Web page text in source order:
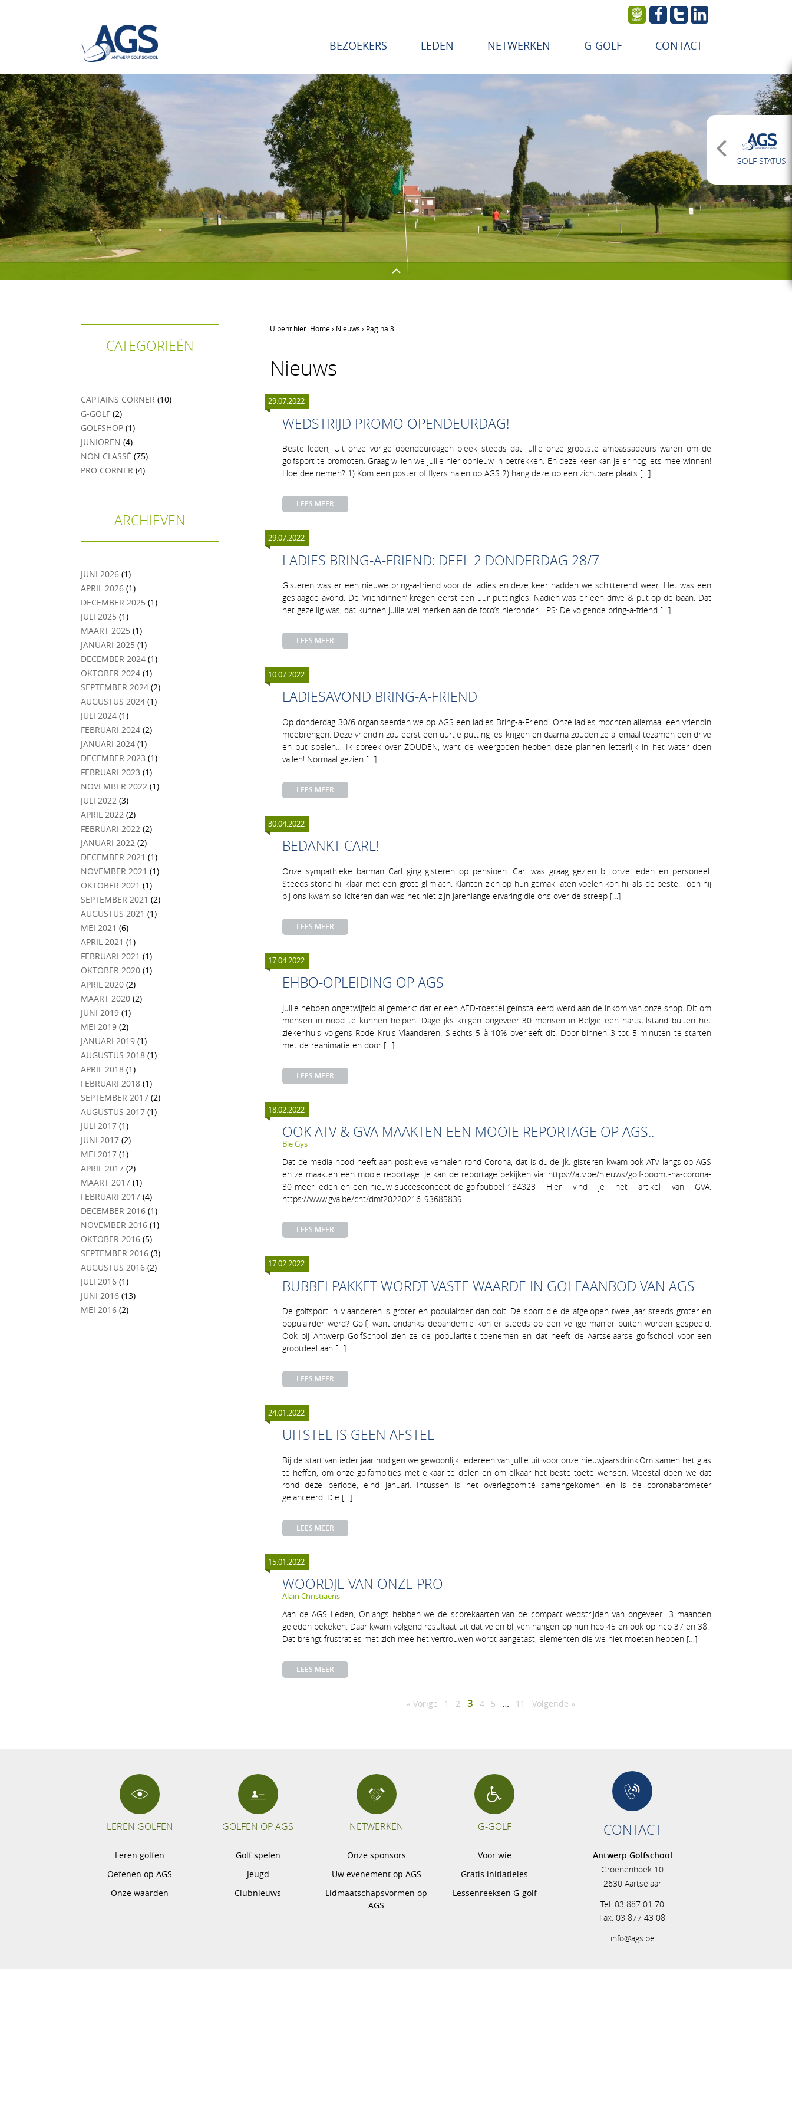
BEZOEKERS LEDEN NETWERKEN G-GOLF CONTACT
LEREN GOLFEN
Leren golfen
Onze waarden
Golf spelen
Clubnieuws
GOLF STATUS
U bent hier: Home› Nieuws › Pagina 3
Nieuws
29.07.2022
WEDSTRIJD PROMO OPENDEURDAG!
Beste leden, Uit onze vorige opendeurdagen bleek steeds dat jullie onze grootste ambassadeurs waren om de
golfsport te promoten. Graag willen we jullie hier opnieuw in betrekken. En deze keer kan je er nog iets mee winnen!
Hoe deelnemen? 1) Kom een poster of flyers halen op AGS 2) hang deze op een zichtbare plaats […]
LEES MEER
29.07.2022
LADIES BRING-A-FRIEND: DEEL 2 DONDERDAG 28/7
Gisteren was er een nieuwe bring-a-friend voor de ladies en deze keer hadden we schitterend weer. Het was een
geslaagde avond. De ‘vriendinnen’ kregen eerst een uur puttingles. Nadien was er een drive & put op de baan. Dat
het gezellig was, dat kunnen jullie wel merken aan de foto’s hieronder… PS: De volgende bring-a-friend […]
LEES MEER
10.07.2022
LADIESAVOND BRING-A-FRIEND
Op donderdag 30/6 organiseerden we op AGS een ladies Bring-a-Friend. Onze ladies mochten allemaal een vriendin
meebrengen. Deze vriendin zou eerst een uurtje putting les krijgen en daarna zouden ze allemaal tezamen een drive
en put spelen… Ik spreek over ZOUDEN, want de weergoden hebben deze plannen letterlijk in het water doen
vallen! Normaal gezien […]
LEES MEER
30.04.2022
BEDANKT CARL!
Onze sympathieke barman Carl ging gisteren op pensioen. Carl was graag gezien bij onze leden en personeel.
Steeds stond hij klaar met een grote glimlach. Klanten zich op hun gemak laten voelen kon hij als de beste. Toen hij
bij ons kwam solliciteren dan was het niet zijn jarenlange ervaring die ons over de streep […]
LEES MEER
17.04.2022
EHBO-OPLEIDING OP AGS
Jullie hebben ongetwijfeld al gemerkt dat er een AED-toestel geïnstalleerd werd aan de inkom van onze shop. Dit om
mensen in nood te kunnen helpen. Dagelijks krijgen ongeveer 30 mensen in België een hartstilstand buiten het
ziekenhuis volgens Rode Kruis Vlaanderen. Slechts 5 à 10% overleeft dit. Door binnen 3 tot 5 minuten te starten
met de reanimatie en door […]
LEES MEER
18.02.2022
OOK ATV & GVA MAAKTEN EEN MOOIE REPORTAGE OP AGS..
Bie Gys
Dat de media nood heeft aan positieve verhalen rond Corona, dat is duidelijk: gisteren kwam ook ATV langs op AGS
en ze maakten een mooie reportage. Je kan de reportage bekijken via: https://atv.be/nieuws/golf-boomt-na-corona-
30-meer-leden-en-een-nieuw-succesconcept-de-golfbubbel-134323 Hier vind je het artikel van GVA:
https://www.gva.be/cnt/dmf20220216_93685839
LEES MEER
17.02.2022
BUBBELPAKKET WORDT VASTE WAARDE IN GOLFAANBOD VAN AGS
De golfsport in Vlaanderen is groter en populairder dan ooit. Dé sport die de afgelopen twee jaar steeds groter en
populairder werd? Golf, want ondanks depandemie kon er steeds op een veilige manier buiten worden gespeeld.
Ook bij Antwerp GolfSchool zien ze de populariteit toenemen en dat heeft de Aartselaarse golfschool voor een
grootdeel aan […]
LEES MEER
24.01.2022
UITSTEL IS GEEN AFSTEL
Bij de start van ieder jaar nodigen we gewoonlijk iedereen van jullie uit voor onze nieuwjaarsdrink.Om samen het glas
te heffen, om onze golfambities met elkaar te delen en om elkaar het beste toete wensen. Meestal doen we dat
rond deze periode, eind januari. Intussen is het overlegcomité samengekomen en is de coronabarometer
gelanceerd. Die […]
LEES MEER
15.01.2022
WOORDJE VAN ONZE PRO
Alain Christiaens
Aan de AGS Leden, Onlangs hebben we de scorekaarten van de compact wedstrijden van ongeveer 3 maanden
geleden bekeken. Daar kwam volgend resultaat uit dat velen blijven hangen op hun hcp 45 en ook op hcp 37 en 38.
Dat brengt frustraties met zich mee het vertrouwen wordt aangetast, elementen die we niet moeten hebben […]
LEES MEER
« Vorige Pagina
1 Pagina
2 Pagina
3 Pagina
4 Pagina
5 Pagina
11 Volgende »
CATEGORIEËN
CAPTAINS CORNER (10)
G-GOLF (2)
GOLFSHOP (1)
JUNIOREN (4)
NON CLASSÉ (75)
PRO CORNER (4)
ARCHIEVEN
JUNI 2026 (1)
APRIL 2026 (1)
DECEMBER 2025 (1)
JULI 2025 (1)
MAART 2025 (1)
JANUARI 2025 (1)
DECEMBER 2024 (1)
OKTOBER 2024 (1)
SEPTEMBER 2024 (2)
AUGUSTUS 2024 (1)
JULI 2024 (1)
FEBRUARI 2024 (2)
JANUARI 2024 (1)
DECEMBER 2023 (1)
FEBRUARI 2023 (1)
NOVEMBER 2022 (1)
JULI 2022 (3)
APRIL 2022 (2)
FEBRUARI 2022 (2)
JANUARI 2022 (2)
DECEMBER 2021 (1)
NOVEMBER 2021 (1)
OKTOBER 2021 (1)
SEPTEMBER 2021 (2)
AUGUSTUS 2021 (1)
MEI 2021 (6)
APRIL 2021 (1)
FEBRUARI 2021 (1)
OKTOBER 2020 (1)
APRIL 2020 (2)
MAART 2020 (2)
JUNI 2019 (1)
MEI 2019 (2)
JANUARI 2019 (1)
AUGUSTUS 2018 (1)
APRIL 2018 (1)
FEBRUARI 2018 (1)
SEPTEMBER 2017 (2)
AUGUSTUS 2017 (1)
JULI 2017 (1)
JUNI 2017 (2)
MEI 2017 (1)
APRIL 2017 (2)
MAART 2017 (1)
FEBRUARI 2017 (4)
DECEMBER 2016 (1)
NOVEMBER 2016 (1)
OKTOBER 2016 (5)
SEPTEMBER 2016 (3)
AUGUSTUS 2016 (2)
JULI 2016 (1)
JUNI 2016 (13)
MEI 2016 (2)
LEREN GOLFEN
Leren golfen
Oefenen op AGS
Onze waarden
GOLFEN OP AGS
Golf spelen
Jeugd
Clubnieuws
NETWERKEN
Onze sponsors
Uw evenement op AGS
Lidmaatschapsvormen op
AGS
G-GOLF
Voor wie
Gratis initiatieles
Lessenreeksen G-golf
CONTACT
Antwerp Golfschool
Groenenhoek 10
2630 Aartselaar
Tel. 03 887 01 70
Fax. 03 877 43 08
info@ags.be